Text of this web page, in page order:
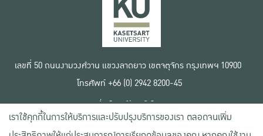
เลขที่ 50 ถนนงามวงศ์วาน แขวงลาดยาว เขตจตุจักร กรุงเทพฯ 10900
โทรศัพท์ +66 (0) 2942 8200-45
เงื่อนไขการใช้งานเว็บไซต์
ข้อตกลงด้านสิทธิ์ใช้งาน
นโยบายความเป็นส่วนตัว
เราใช้คุกกี้ในการให้บริการและปรับปรุงบริการของเรา ตลอดจนเพิ่ม